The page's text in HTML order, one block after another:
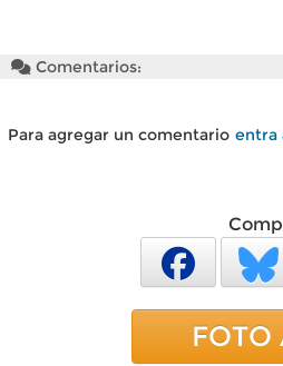
Comentarios:
Para agregar un comentario entra
FOTO